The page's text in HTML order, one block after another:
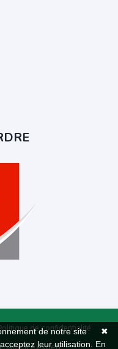
de confidentialité ✖
de notre site
leur utilisation. En